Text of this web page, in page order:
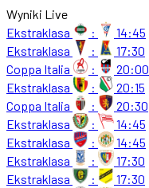
Wyniki Live
Ekstraklasa
:
14:45
Ekstraklasa
:
17:30
Coppa Italia
:
20:00
Ekstraklasa
:
20:15
Coppa Italia
:
20:30
Ekstraklasa
:
14:45
Ekstraklasa
:
14:45
Ekstraklasa
:
17:30
Ekstraklasa
:
17:30